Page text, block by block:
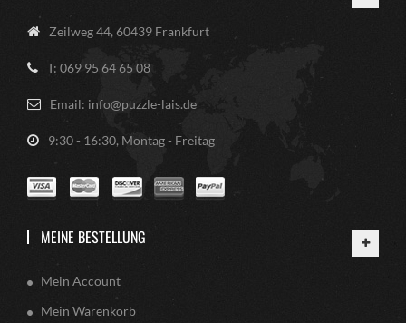
Zeilweg 44, 60439 Frankfurt
T: 069 95 64 65 08
Email: info@puzzle-lais.de
9:30 - 16:30, Montag - Freitag
MEINE BESTELLUNG
Mein Account
Mein Warenkorb